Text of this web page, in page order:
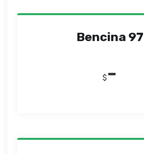
Bencina 97
$-